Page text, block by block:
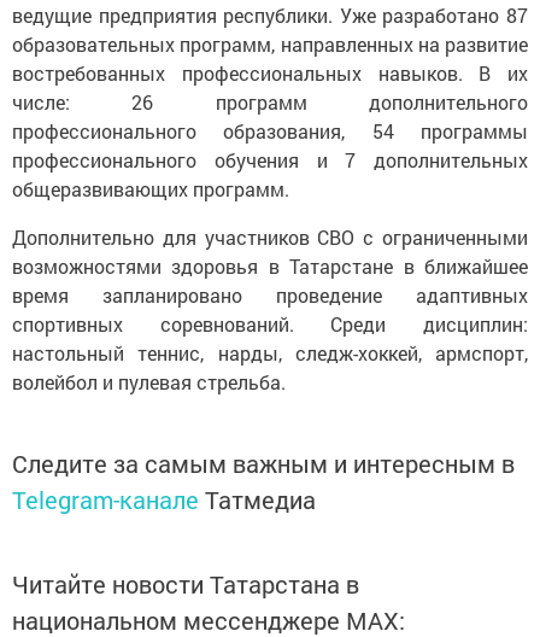
ведущие предприятия республики. Уже разработано 87
образовательных программ, направленных на развитие
востребованных профессиональных навыков. В их
числе: 26 программ дополнительного
профессионального образования, 54 программы
профессионального обучения и 7 дополнительных
общеразвивающих программ.
Дополнительно для участников СВО с ограниченными
возможностями здоровья в Татарстане в ближайшее
время запланировано проведение адаптивных
спортивных соревнований. Среди дисциплин:
настольный теннис, нарды, следж-хоккей, армспорт,
волейбол и пулевая стрельба.
Следите за самым важным и интересным в
Telegram-канале Татмедиа
Читайте новости Татарстана в
национальном мессенджере MАХ: